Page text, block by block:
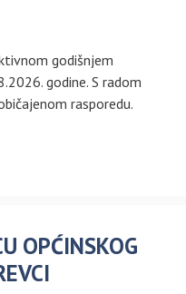
godišnjem
godine. S radom
rasporedu.
OPĆINSKOG